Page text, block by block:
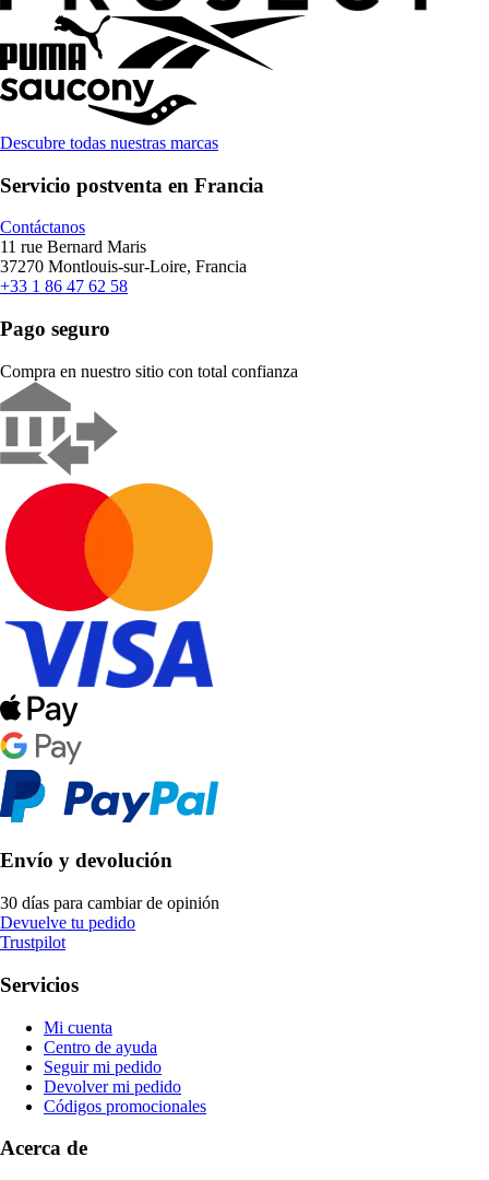
Descubre todas nuestras marcas
Servicio postventa en Francia
Contáctanos
11 rue Bernard Maris
37270 Montlouis-sur-Loire, Francia
+33 1 86 47 62 58
Pago seguro
Compra en nuestro sitio con total confianza
Envío y devolución
30 días para cambiar de opinión
Devuelve tu pedido
Trustpilot
Servicios
Mi cuenta
Centro de ayuda
Seguir mi pedido
Devolver mi pedido
Códigos promocionales
Acerca de